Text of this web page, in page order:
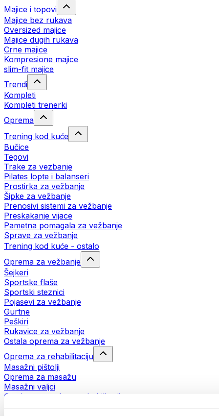
Majice i topovi
Majice bez rukava
Oversized majice
Majice dugih rukava
Crne majice
Kompresione majice
slim-fit majice
Trendi
Kompleti
Kompleti trenerki
Oprema
Trening kod kuće
Bučice
Tegovi
Trake za vezbanje
Pilates lopte i balanseri
Prostirka za vežbanje
Šipke za vežbanje
Prenosivi sistemi za vežbanje
Preskakanje vijace
Pametna pomagala za vežbanje
Sprave za vežbanje
Trening kod kuće - ostalo
Oprema za vežbanje
Šejkeri
Sportske flaše
Sportski steznici
Pojasevi za vežbanje
Gurtne
Peškiri
Rukavice za vežbanje
Ostala oprema za vežbanje
Oprema za rehabilitaciju
Masažni pištolji
Oprema za masažu
Masažni valjci
Ostala pomagala za rehabilitaciju
Torbe i rančevi